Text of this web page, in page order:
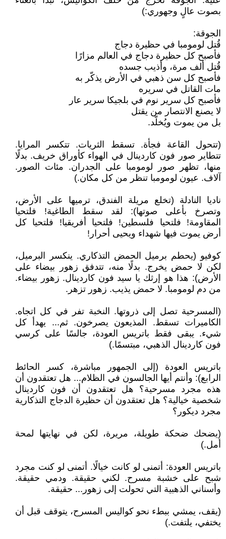
بصوت عالٍ وجهوري:)
الجوقة:
قُتل لومومبا في حظيرة دجاج
فأصبح كل حظيرة دجاج في العالم مزارًا
قُتل ألف مرة، وأذيب جسده
فأصبح كل سن ذهبي في الأرض يذكّر به
مات القاتل في سريره
فأصبح كل سرير نوم في بلجيكا سرير عار
لا يصنع الانتصار من يقتل
بل من يموت ويُخلّد.
(تتحول القاعة فجأة. تسقط الثريات. تتكسر المرايا.
تتطاير صور فون كاردينال في الهواء كأوراق خريف. بدلًا
منها، تظهر صور لومومبا على الجدران. مئات الصور.
آلاف. عيون لومومبا تنظر من كل مكان.)
ناديا النادلة (تخلع مريلة الفندق، ترميها على الأرض،
وتصرخ بأعلى صوتها): لقد سقط الطاغية! فلتحيا
المقاومة! فلتحيا فلسطين! فلتحيا أفريقيا! فلتحيا كل
أرض يموت فيها شهداء ويحيى أحرار!
كوفيو (يحطم برميل الحمض التذكاري. ينكسر البرميل،
لكن لا حمض يخرج. بدلًا منه، تتدفق زهور بيضاء على
الأرض): هذا هو إرثك يا سيد فون كاردينال. زهور بيضاء.
من دم لومومبا. لا حمض يذيب. زهور تزهر.
(المسرحية تصل إلى ذروتها. النخبة تفر في كل اتجاه.
الكاميرات تسقط. المذيعون يصرخون. ثم... يهدأ كل
شيء. يبقى فقط باتريس العودة، جالسًا على كرسي
فون كاردينال الذهبي، مبتسمًا.)
باتريس العودة (إلى الجمهور مباشرة، كسر الحائط
الرابع): وأنتم أيها الجالسون في الظلام... هل تعتقدون أن
هذه مجرد مسرحية؟ هل تعتقدون أن فون كاردينال
شخصية خيالية؟ هل تعتقدون أن حظيرة الدجاج التذكارية
مجرد ديكور؟
(يضحك ضحكة طويلة، مريرة، لكن في نهايتها لمحة
أمل.)
باتريس العودة: أتمنى لو كانت خيالًا. أتمنى لو كنت مجرد
شبح على خشبة مسرح. لكني حقيقة. ودمي حقيقة.
وأسناني الذهبية التي تحولت إلى زهور... حقيقة.
(يقف، يمشي ببطء نحو كواليس المسرح، يتوقف قبل أن
يختفي، يلتفت.)